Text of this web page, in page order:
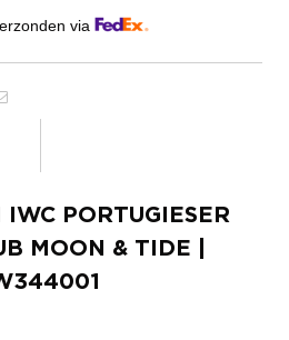
via
IWC PORTUGIESER
MOON & TIDE